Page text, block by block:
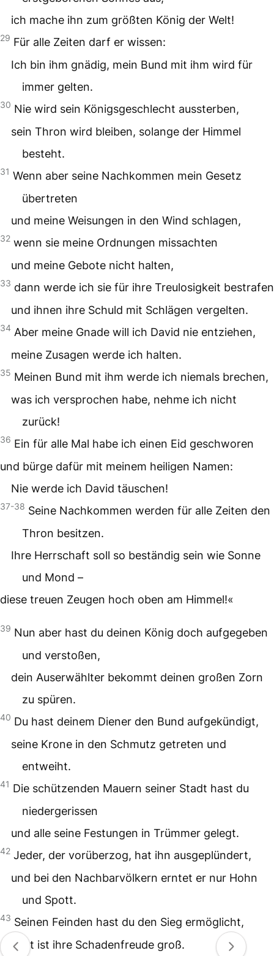
ich mache ihn zum größten König der Welt!
29 Für alle Zeiten darf er wissen:
Ich bin ihm gnädig, mein Bund mit ihm wird für
immer gelten.
30 Nie wird sein Königsgeschlecht aussterben,
sein Thron wird bleiben, solange der Himmel
besteht.
31 Wenn aber seine Nachkommen mein Gesetz
übertreten
und meine Weisungen in den Wind schlagen,
32 wenn sie meine Ordnungen missachten
und meine Gebote nicht halten,
33 dann werde ich sie für ihre Treulosigkeit bestrafen
und ihnen ihre Schuld mit Schlägen vergelten.
34 Aber meine Gnade will ich David nie entziehen,
meine Zusagen werde ich halten.
35 Meinen Bund mit ihm werde ich niemals brechen,
was ich versprochen habe, nehme ich nicht
zurück!
36 Ein für alle Mal habe ich einen Eid geschworen
und bürge dafür mit meinem heiligen Namen:
Nie werde ich David täuschen!
37-38 Seine Nachkommen werden für alle Zeiten den
Thron besitzen.
Ihre Herrschaft soll so beständig sein wie Sonne
und Mond –
diese treuen Zeugen hoch oben am Himmel!«
39 Nun aber hast du deinen König doch aufgegeben
und verstoßen,
dein Auserwählter bekommt deinen großen Zorn
zu spüren.
40 Du hast deinem Diener den Bund aufgekündigt,
seine Krone in den Schmutz getreten und
entweiht.
41 Die schützenden Mauern seiner Stadt hast du
niedergerissen
und alle seine Festungen in Trümmer gelegt.
42 Jeder, der vorüberzog, hat ihn ausgeplündert,
und bei den Nachbarvölkern erntet er nur Hohn
und Spott.
43 Seinen Feinden hast du den Sieg ermöglicht,
jetzt ist ihre Schadenfreude groß.